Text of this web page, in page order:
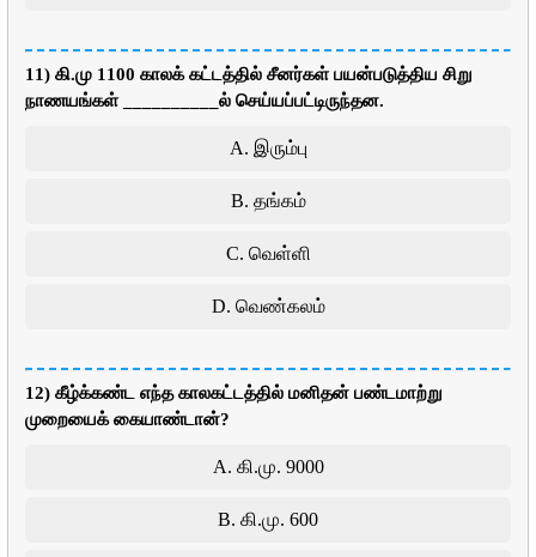
11) கி.மு 1100 காலக் கட்டத்தில் சீனர்கள் பயன்படுத்திய சிறு
நாணயங்கள் __________ல் செய்யப்பட்டிருந்தன.
A. இரும்பு
B. தங்கம்
C. வெள்ளி
D. வெண்கலம்
12) கீழ்க்கண்ட எந்த காலகட்டத்தில் மனிதன் பண்டமாற்று
முறையைக் கையாண்டான்?
A. கி.மு. 9000
B. கி.மு. 600